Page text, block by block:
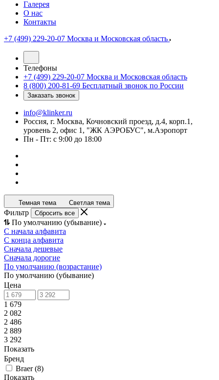
Галерея
О нас
Контакты
+7 (499) 229-20-07 Москва и Московская область
Телефоны
+7 (499) 229-20-07 Москва и Московская область
8 (800) 200-81-69 Бесплатный звонок по России
Заказать звонок
info@klinker.ru
Россия, г. Москва, Кочновский проезд, д.4, корп.1,
уровень 2, офис 1, "ЖК АЭРОБУС", м.Аэропорт
Пн - Пт: с 9:00 до 18:00
Темная тема Светлая тема
Фильтр Сбросить все
По умолчанию (убывание)
С начала алфавита
С конца алфавита
Сначала дешевые
Сначала дорогие
По умолчанию (возрастание)
По умолчанию (убывание)
Цена
1 679
2 082
2 486
2 889
3 292
Показать
Бренд
Braer(8)
Показать